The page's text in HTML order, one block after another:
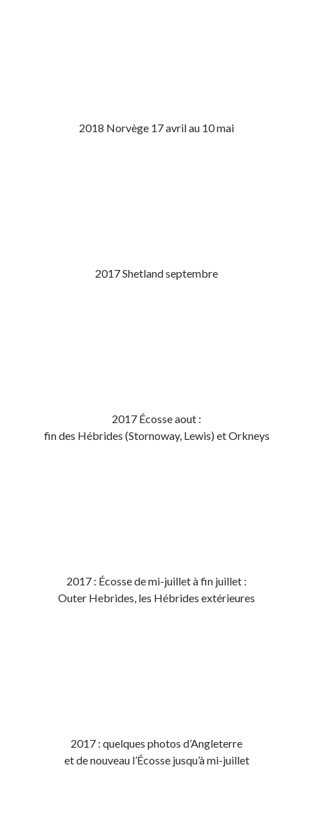
2018 Norvège 17 avril au 10 mai
2017 Shetland septembre
2017 Écosse aout :
fin des Hébrides (Stornoway, Lewis) et Orkneys
2017 : Écosse de mi-juillet à fin juillet :
Outer Hebrides, les Hébrides extérieures
2017 : quelques photos d’Angleterre
et de nouveau l’Écosse jusqu’à mi-juillet